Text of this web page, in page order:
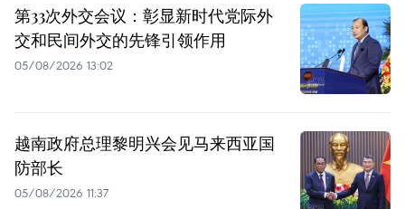
第33次外交会议：彰显新时代党际外
交和民间外交的先锋引领作用
05/08/2026 13:02
越南政府总理黎明兴会见马来西亚国
防部长
05/08/2026 11:37